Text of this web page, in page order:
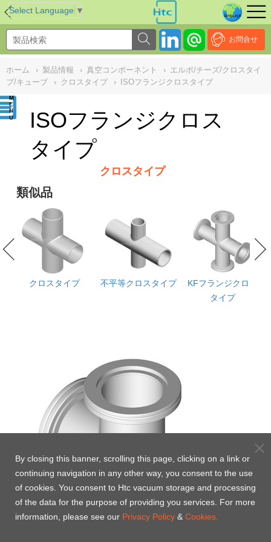
Select Language ▼
お問合せ
ホーム › 製品情報 › 真空コンポーネント › エルボ/チーズ/クロスタイ
プ/キューブ
› クロスタイプ › ISOフランジクロスタイプ
ISOフランジクロス
タイプ
クロスタイプ
類似品
クロスタイプ 不平等クロスタイプ
KFフランジクロス
タイプ
NULL
By closing this banner, scrolling this page, clicking on a link or
continuing navigation in any other way, you consent to the use
of cookies. You consent to Htc vacuum storage and processing
of the data for the purpose of providing you services. For more
information, please see our Privacy Policy & Cookies.
//